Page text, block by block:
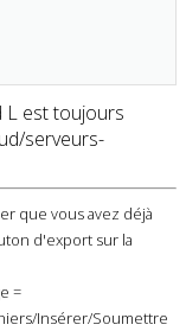
L est toujours
serveurs-
que vous avez déjà
d'export sur la
=
Insérer/Soumettre